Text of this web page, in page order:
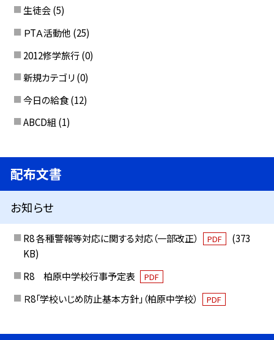
生徒会 (5)
ＰTＡ活動他 (25)
2012修学旅行 (0)
新規カテゴリ (0)
今日の給食 (12)
ABCD組 (1)
配布文書
お知らせ
R8 各種警報等対応に関する対応（一部改正） PDF
(373
KB)
R8 柏原中学校行事予定表
PDF
Ｒ8「学校いじめ防止基本方針」（柏原中学校） PDF